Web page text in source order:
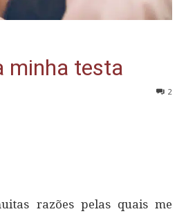
minha testa
2
razões pelas quais me